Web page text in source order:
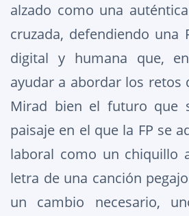
alzado como una
cruzada, defendiendo una
digital y humana que,
ayudar a abordar los retos
Mirad bien el futuro que
paisaje en el que la FP se
laboral como un chiquillo
letra de una canción
un cambio necesario,